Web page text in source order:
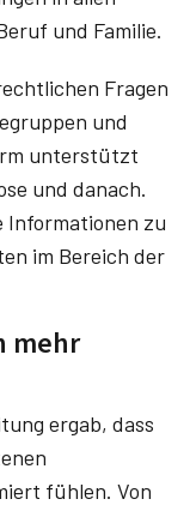
und Familie.
Fragen
und
unterstützt
und danach.
Informationen zu
im Bereich der
mehr
ergab, dass
fühlen. Von